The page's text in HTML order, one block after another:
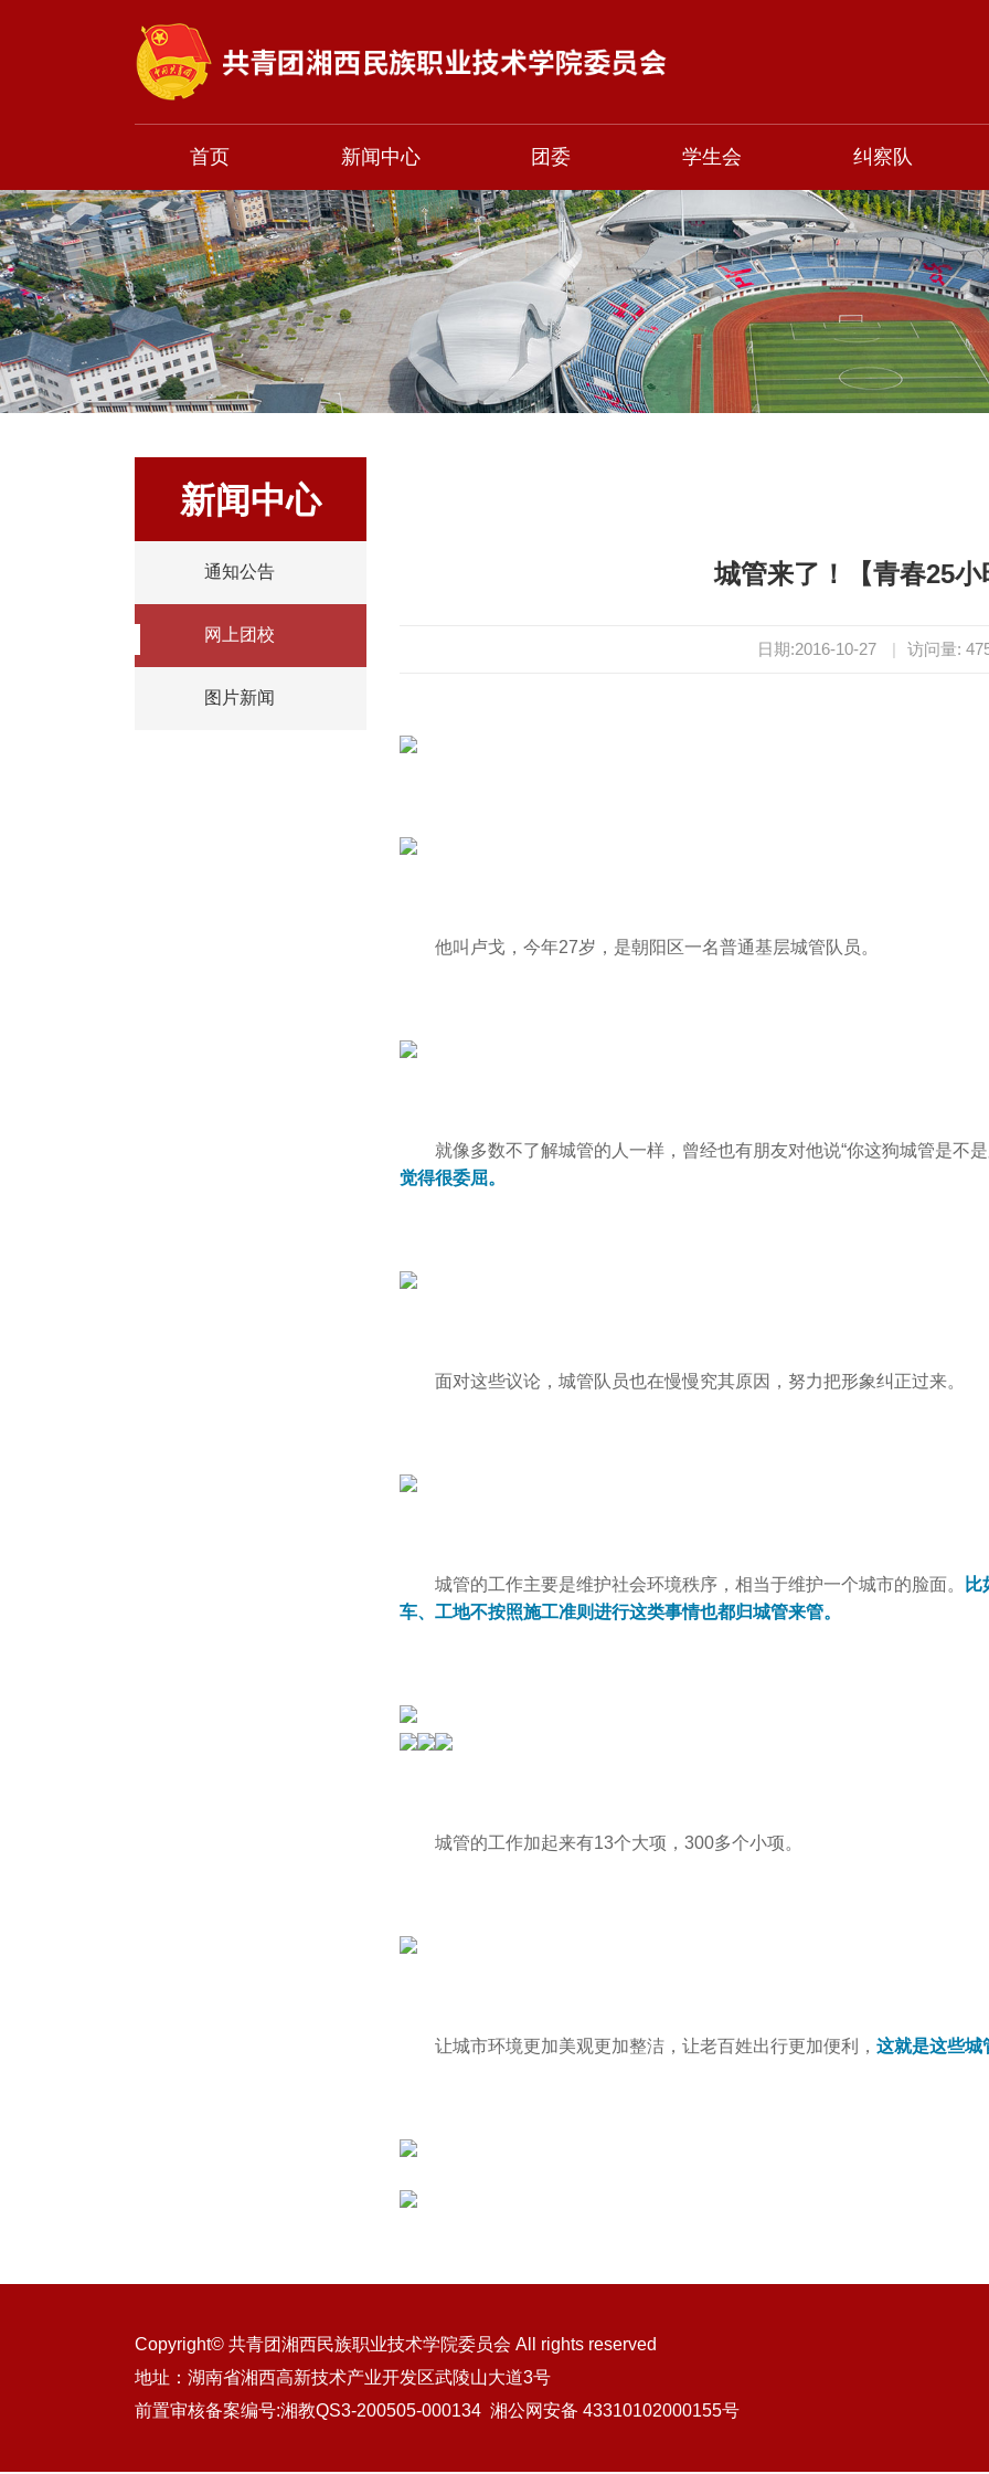
首页 新闻中心 团委 学生会 纠察队
新闻中心
通知公告
网上团校
图片新闻
城管来了！【青春25小
日期:2016-10-27 | 访问量:
他叫卢戈，今年27岁，是朝阳区一名普通基层城管队员。
就像多数不了解城管的人一样，曾经也有朋友对他说“你这狗城管是不是
觉得很委屈。
面对这些议论，城管队员也在慢慢究其原因，努力把形象纠正过来。
城管的工作主要是维护社会环境秩序，相当于维护一个城市的脸面。
比
车、工地不按照施工准则进行这类事情也都归城管来管。
城管的工作加起来有13个大项，300多个小项。
让城市环境更加美观更加整洁，让老百姓出行更加便利， 这就是这些城
Copyright© 共青团湘西民族职业技术学院委员会 All rights reserved
地址：湖南省湘西高新技术产业开发区武陵山大道3号
前置审核备案编号:湘教QS3-200505-000134 湘公网安备 43310102000155号